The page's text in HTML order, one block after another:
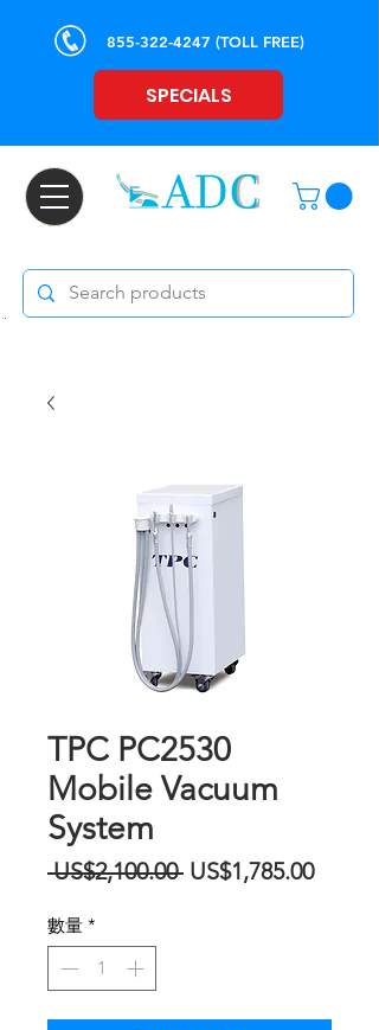
855-322-4247 (TOLL FREE)
SPECIALS
TPC PC2530
Mobile Vacuum
System
US$2,100.00 一
US$1,785.00促
數量 *